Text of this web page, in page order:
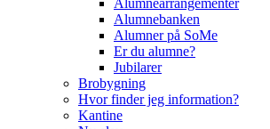
Alumnearrangementer
Alumnebanken
Alumner på SoMe
Er du alumne?
Jubilarer
Brobygning
Hvor finder jeg information?
Kantine